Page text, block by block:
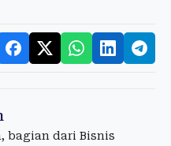
bagian dari Bisnis